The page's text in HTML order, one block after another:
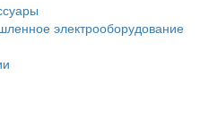
электрооборудование